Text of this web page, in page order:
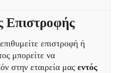
Επιστροφής
επιστροφή ή
μπορείτε να
στην εταιρεία μας εντός